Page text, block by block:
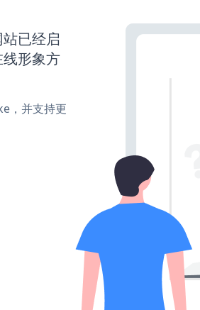
已经启
形象方
，并支持更